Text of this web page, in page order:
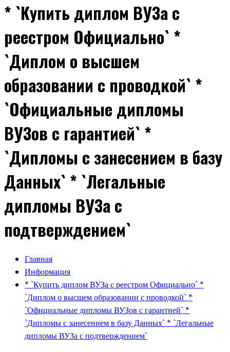
* `Купить диплом ВУЗа с
реестром Официально` *
`Диплом о высшем
образовании с проводкой` *
`Официальные дипломы
ВУЗов с гарантией` *
`Дипломы с занесением в базу
Данных` * `Легальные
дипломы ВУЗа с
подтверждением`
Главная
Информация
* `Купить диплом ВУЗа с реестром Официально` *
`Диплом о высшем образовании с проводкой` *
`Официальные дипломы ВУЗов с гарантией` *
`Дипломы с занесением в базу Данных` * `Легальные
дипломы ВУЗа с подтверждением`